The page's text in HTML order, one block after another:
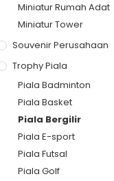
Miniatur Rumah Adat
Miniatur Tower
Souvenir Perusahaan
Trophy Piala
Piala Badminton
Piala Basket
Piala Bergilir
Piala E-sport
Piala Futsal
Piala Golf